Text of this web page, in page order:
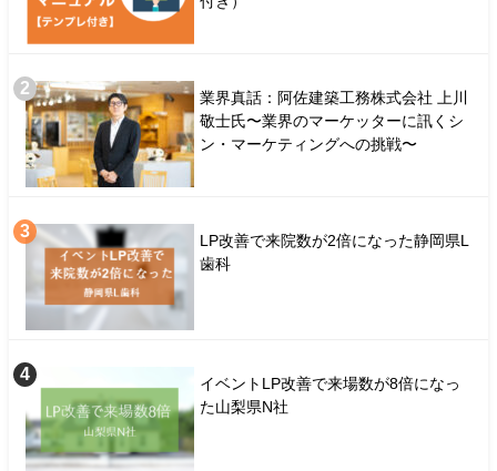
業界真話：阿佐建築工務株式会社 上川
敬士氏〜業界のマーケッターに訊くシ
ン・マーケティングへの挑戦〜
LP改善で来院数が2倍になった静岡県L
歯科
イベントLP改善で来場数が8倍になっ
た山梨県N社